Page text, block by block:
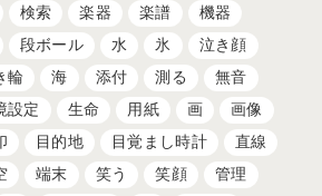
検索 楽器 楽譜
機器
段ボール 水 氷
泣き顔
輪 海 添付 測る
無音
設定 生命 用紙 画
画像
目的地 目覚まし時計
直線
端末 笑う 笑顔
管理